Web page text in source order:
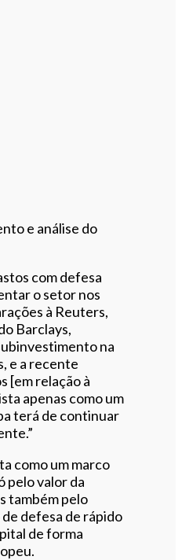
e análise do
com defesa
o setor nos
à Reuters,
Barclays,
na
e a recente
[em relação à
apenas como um
terá de continuar
como um marco
pelo valor da
também pelo
defesa de rápido
de forma